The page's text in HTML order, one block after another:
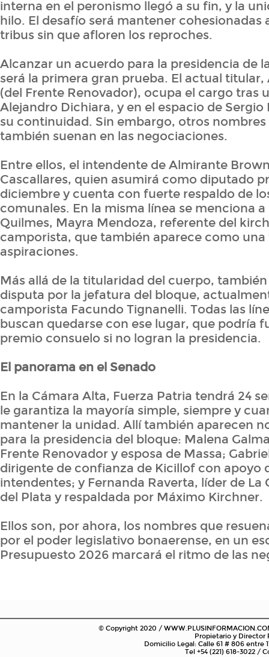
interna en el peronismo llegó a su fin, y la
hilo. El desafío será mantener cohesionadas
tribus sin que afloren los reproches.
Alcanzar un acuerdo para la presidencia de
será la primera gran prueba. El actual titular,
(del Frente Renovador), ocupa el cargo tras
Alejandro Dichiara, y en el espacio de Sergio
su continuidad. Sin embargo, otros
también suenan en las negociaciones.
Entre ellos, el intendente de Almirante
Cascallares, quien asumirá como diputado
diciembre y cuenta con fuerte respaldo de
comunales. En la misma línea se menciona
Quilmes, Mayra Mendoza, referente del
camporista, que también aparece como
aspiraciones.
Más allá de la titularidad del cuerpo,
disputa por la jefatura del bloque,
camporista Facundo Tignanelli. Todas las
buscan quedarse con ese lugar, que podría
premio consuelo si no logran la presidencia.
El panorama en el Senado
En la Cámara Alta, Fuerza Patria tendrá 24
le garantiza la mayoría simple, siempre y
mantener la unidad. Allí también aparecen
para la presidencia del bloque: Malena
Frente Renovador y esposa de Massa;
dirigente de confianza de Kicillof con apoyo
intendentes; y Fernanda Raverta, líder de La
del Plata y respaldada por Máximo Kirchner.
Ellos son, por ahora, los nombres que
por el poder legislativo bonaerense, en un
Presupuesto 2026 marcará el ritmo de las
© Copyright 2020 /
Propietario y Director
Domicilio Legal: Calle 61 # 806 entre
Tel +54 (221) 618-3022 /